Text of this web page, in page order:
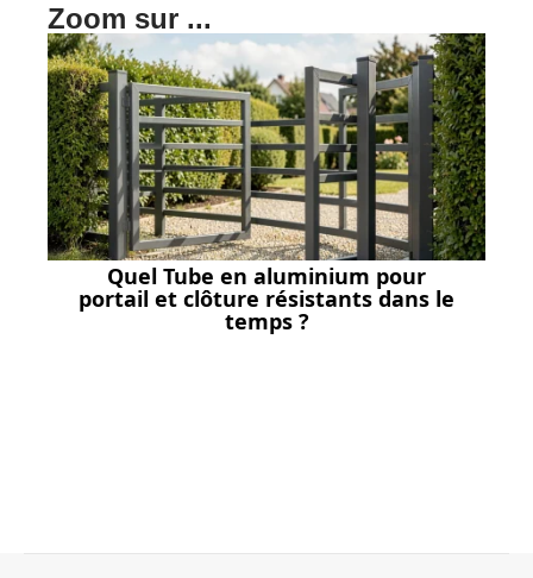
Zoom sur ...
Quel Tube en aluminium pour
portail et clôture résistants dans le
temps ?